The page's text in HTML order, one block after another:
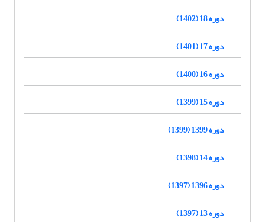
دوره 18 (1402)
دوره 17 (1401)
دوره 16 (1400)
دوره 15 (1399)
دوره 1399 (1399)
دوره 14 (1398)
دوره 1396 (1397)
دوره 13 (1397)